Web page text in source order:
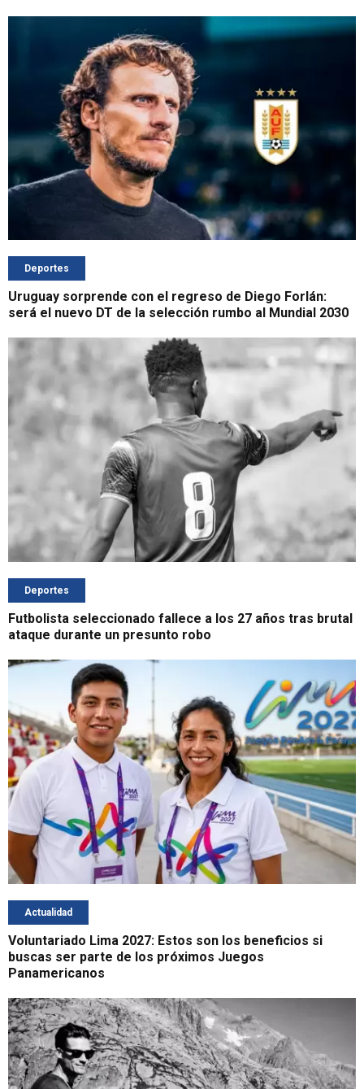
Deportes
Uruguay sorprende con el regreso de Diego Forlán:
será el nuevo DT de la selección rumbo al Mundial 2030
Deportes
Futbolista seleccionado fallece a los 27 años tras brutal
ataque durante un presunto robo
Actualidad
Voluntariado Lima 2027: Estos son los beneficios si
buscas ser parte de los próximos Juegos
Panamericanos